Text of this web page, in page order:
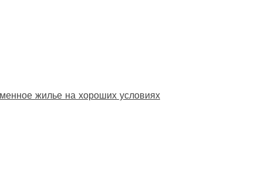
жилье на хороших условиях